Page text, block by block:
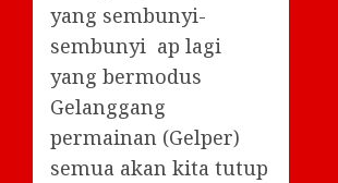
yang sembunyi-
sembunyi ap lagi
yang bermodus
Gelanggang
permainan (Gelper)
semua akan kita tutup